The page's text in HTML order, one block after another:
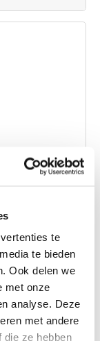
te
te bieden
Ook delen we
met onze
analyse. Deze
met andere
die ze hebben
21510